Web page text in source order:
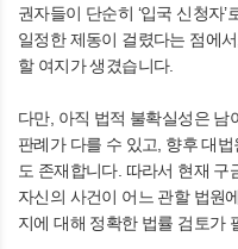
권자들이 단순히 ‘입국 신청자
일정한 제동이 걸렸다는 점에
할 여지가 생겼습니다.
다만, 아직 법적 불확실성은 남
판례가 다를 수 있고, 향후 대
도 존재합니다. 따라서 현재
자신의 사건이 어느 관할 법원
지에 대해 정확한 법률 검토가